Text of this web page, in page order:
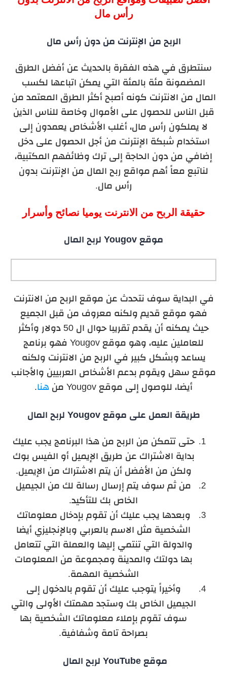
رأس مال
الربح من الإنترنت من دون رأس مال
سنتطرق في هذه الفقرة بالحديث عن أفضل الطرق
المضمونة مئة بالمئة التي يمكن اتباعها لكسب
المال من الانترنت كونه أصبح أكثر الطرق المعتمد من
قبل الناس للحصول على الأموال وخاصة للناس الذين
لا يملكون رأس مال، أغلب الأشخاص يعمدون إلى
استخدام شبكة الإنترنت من أجل الحصول على دخل
إضافي من دون الحاجة إلى ترك وظائفهم المكتبية،
لناتبع معاً أهم مواقع ربح المال من الإنترنت بدون
رأس مال.
حقيقة الربح من الانترنت يوميا نصائح وأسرار
موقع Yougov لربح المال
في البداية سوف نتحدث عن موقع الربح من الانترنت
فهو موقع قديم ولكنه معروف من قبل الجميع
حيث يمكنه أن يقدم تقريبا حوال ال 50 دولار وأكثر
للعاملين عليه، وهو موقع Yougov فهو برنامج
يساعد وبشكل كبير في الربح من الانترنت ولكنه
موقع سهل ويقوم بدعم الأشخاص العربيين والأجانب
أيضا، للوصول إلى موقع Yougov من
هنا.
طريقة العمل على موقع Yougov لربح المال
حتى تتمكن من الربح من هذا البرنامج يجب عليك
بداية الاشتراك عن طريق الإيميل أو الفيس بوك
ولكن من الأفضل أن يتم الاشتراك من الإيميل.
من ثم سوف يتم إرسال رسالة لك من الجيميل
الخاص بك للتأكيد.
وبعدها يجب عليك أن تقوم بإدخال معلوماتك
الشخصية مثل الاسم بالعربي وبالإنجليزي أيضا
والدولة التي تنتمي إليها والعملة التي تتعامل
بها دولتك والمدينة ومجموعة من المعلومات
الشخصية المهمة.
وأخيراً يتوجب عليك أن تقوم بالدخول إلى
الجيميل الخاص بك وستجد مهمتك الأولى والتي
سوف تقوم بإملاء معلوماتك الشخصية بها
بصراحة تامة وشفافية.
موقع YouTube لربح المال